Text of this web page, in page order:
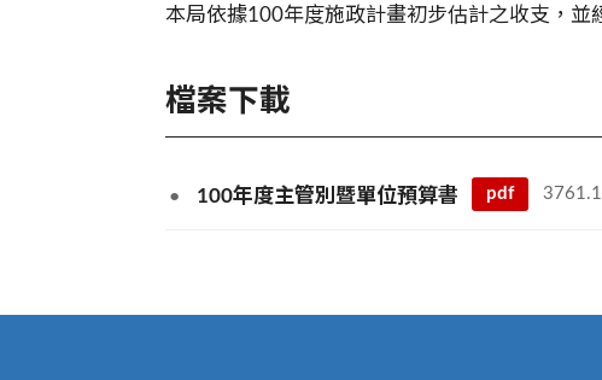
本局依據100年度施政計畫初步估計之收支，並
檔案下載
100年度主管別暨單位預算書 pdf